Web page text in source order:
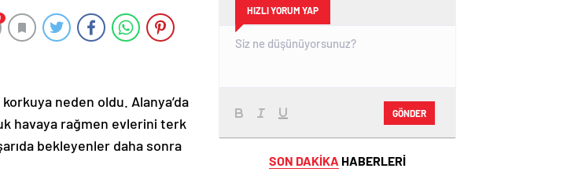
neden oldu. Alanya’da
havaya rağmen evlerini terk
bekleyenler daha sonra
HIZLI YORUM YAP
GÖNDER
SON DAKİKA HABERLERİ